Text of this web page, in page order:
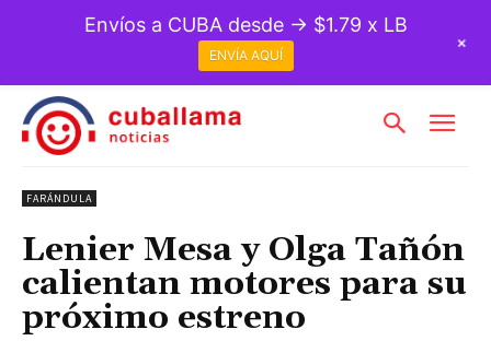
FARÁNDULA
Lenier Mesa y Olga Tañón
calientan motores para su
próximo estreno
Envíos a CUBA desde → $1.79 x LB
ENVÍA AQUÍ
+